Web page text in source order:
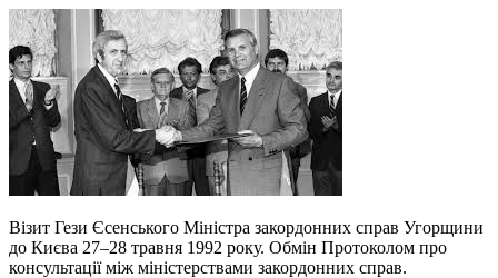
Візит Гези Єсенського Міністра закордонних справ Угорщини
до Києва 27–28 травня 1992 року. Обмін Протоколом про
консультації між міністерствами закордонних справ.